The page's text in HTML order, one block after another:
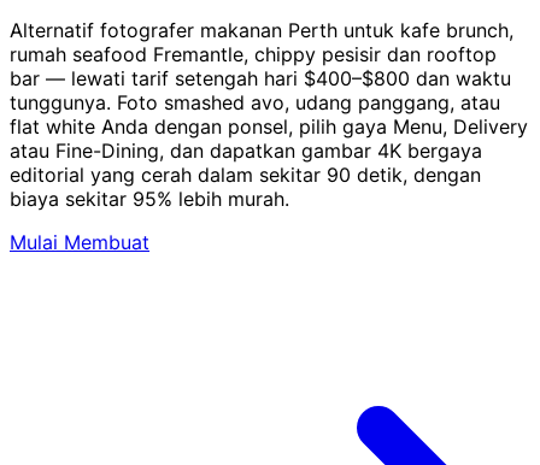
Alternatif fotografer makanan Perth untuk kafe brunch,
rumah seafood Fremantle, chippy pesisir dan rooftop
bar — lewati tarif setengah hari $400–$800 dan waktu
tunggunya. Foto smashed avo, udang panggang, atau
flat white Anda dengan ponsel, pilih gaya Menu, Delivery
atau Fine-Dining, dan dapatkan gambar 4K bergaya
editorial yang cerah dalam sekitar 90 detik, dengan
biaya sekitar 95% lebih murah.
Mulai Membuat